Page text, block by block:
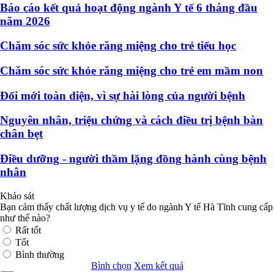
Báo cáo kết quả hoạt động ngành Y tế 6 tháng đầu
năm 2026
Chăm sóc sức khỏe răng miệng cho trẻ tiểu học
Chăm sóc sức khỏe răng miệng cho trẻ em mầm non
Đổi mới toàn diện, vì sự hài lòng của người bệnh
Nguyên nhân, triệu chứng và cách điều trị bệnh bàn
chân bẹt
Điều dưỡng - người thầm lặng đồng hành cùng bệnh
nhân
Khảo sát
Bạn cảm thấy chất lượng dịch vụ y tế do ngành Y tế Hà Tĩnh cung cấp
như thế nào?
Rất tốt
Tốt
Bình thường
Bình chọn Xem kết quả